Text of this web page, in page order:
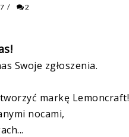
/ 2
Swoje zgłoszenia.
markę Lemoncraft!
nocami,